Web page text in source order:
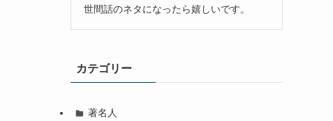
世間話のネタになったら嬉しいです。
カテゴリー
著名人